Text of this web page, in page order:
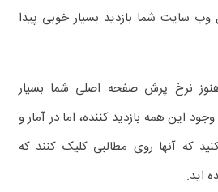
سایت شما بازدید بسیار خوبی پیدا
نرخ پرش صفحه اصلی شما بسیار
این همه بازدید کننده، اما در آمار و
که آنها روی مطالبی کلیک کنند که
اید.